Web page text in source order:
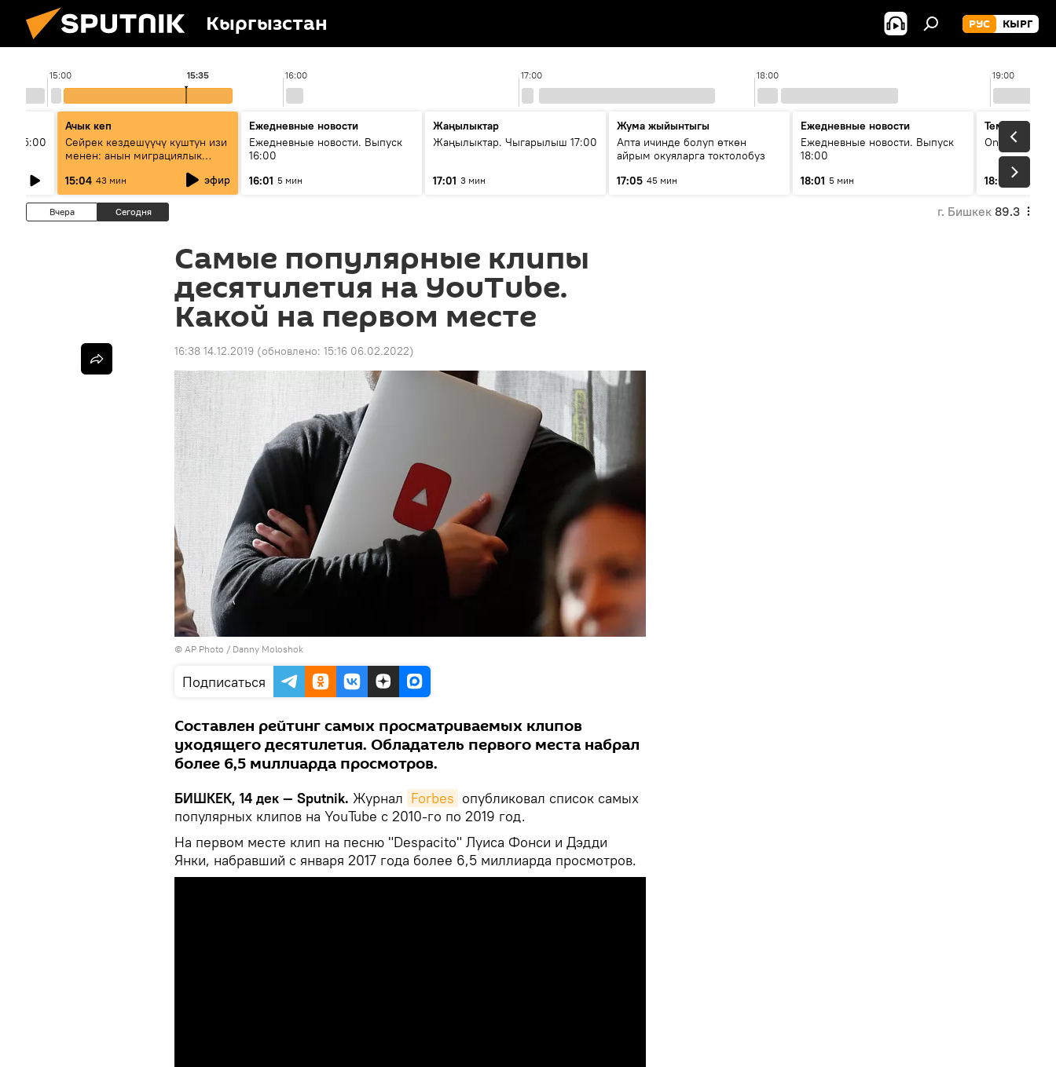
Кыргызстан РУС КЫРГ
15:00 16:00 17:00 18:00 19:00
15:35
15:00
Ачык кеп
Сейрек кездешүүчү куштун изи
менен: анын миграциялык
жолу эмнеден кабар берет?
15:04 43 мин эфир
Ежедневные новости
Ежедневные новости. Выпуск
16:00
16:01 5 мин
Жаңылыктар
Жаңылыктар. Чыгарылыш 17:00
17:01 3 мин
Жума жыйынтыгы
Апта ичинде болуп өткөн
айрым окуяларга токтолобуз
17:05 45 мин
Ежедневные новости
Ежедневные новости. Выпуск
18:00
18:01 5 мин
Тема дня
On air
18:07
Вчера Сегодня г. Бишкек 89.3
Самые популярные клипы
десятилетия на YouTube.
Какой на первом месте
16:38 14.12.2019 (обновлено: 15:16 06.02.2022)
© AP Photo / Danny Moloshok
Подписаться
Составлен рейтинг самых просматриваемых клипов
уходящего десятилетия. Обладатель первого места набрал
более 6,5 миллиарда просмотров.
БИШКЕК, 14 дек — Sputnik. Журнал Forbes опубликовал список самых
популярных клипов на YouTube с 2010-го по 2019 год.
На первом месте клип на песню "Despacito" Луиса Фонси и Дэдди
Янки, набравший с января 2017 года более 6,5 миллиарда просмотров.